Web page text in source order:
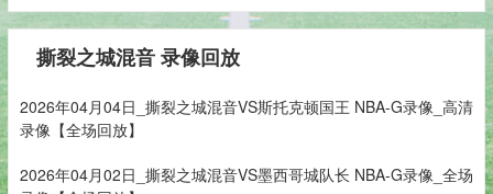
撕裂之城混音 录像回放
2026年04月04日_撕裂之城混音VS斯托克顿国王 NBA-G录像_高清
录像【全场回放】
2026年04月02日_撕裂之城混音VS墨西哥城队长 NBA-G录像_全场